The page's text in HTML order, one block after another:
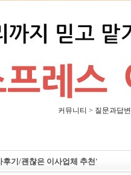
커뮤니티 > 질문과답변
기/괜찮은 이사업체 추천'